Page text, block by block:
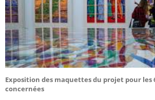
Exposition des maquettes du projet pour les
concernées